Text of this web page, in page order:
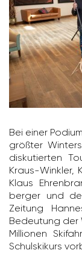
Bei einer
größter
disku­tierten
Kraus-Winkler,
Klaus
berger und
Zeitung
Bedeu­tung der
Millionen
Schul­ski­kurs